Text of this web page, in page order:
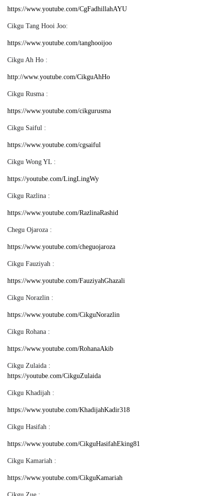
https://www.youtube.com/CgFadhillahAYU
Cikgu Tang Hooi Joo:
https://www.youtube.com/tanghooijoo
Cikgu Ah Ho :
http://www.youtube.com/CikguAhHo
Cikgu Rusma :
https://www.youtube.com/cikgurusma
Cikgu Saiful :
https://www.youtube.com/cgsaiful
Cikgu Wong YL :
https://youtube.com/LingLingWy
Cikgu Razlina :
https://www.youtube.com/RazlinaRashid
Chegu Ojaroza :
https://www.youtube.com/cheguojaroza
Cikgu Fauziyah :
https://www.youtube.com/FauziyahGhazali
Cikgu Norazlin :
https://www.youtube.com/CikguNorazlin
Cikgu Rohana :
https://www.youtube.com/RohanaAkib
Cikgu Zulaida :
https://youtube.com/CikguZulaida
Cikgu Khadijah :
https://www.youtube.com/KhadijahKadir318
Cikgu Hasifah :
https://www.youtube.com/CikguHasifahEking81
Cikgu Kamariah :
https://www.youtube.com/CikguKamariah